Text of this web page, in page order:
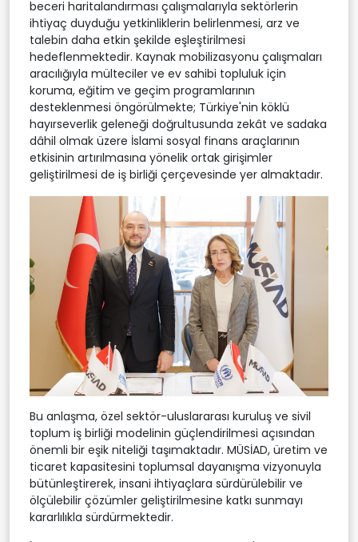
beceri haritalandırması çalışmalarıyla sektörlerin
ihtiyaç duyduğu yetkinliklerin belirlenmesi, arz ve
talebin daha etkin şekilde eşleştirilmesi
hedeflenmektedir. Kaynak mobilizasyonu çalışmaları
aracılığıyla mülteciler ve ev sahibi topluluk için
koruma, eğitim ve geçim programlarının
desteklenmesi öngörülmekte; Türkiye'nin köklü
hayırseverlik geleneği doğrultusunda zekât ve sadaka
dâhil olmak üzere İslami sosyal finans araçlarının
etkisinin artırılmasına yönelik ortak girişimler
geliştirilmesi de iş birliği çerçevesinde yer almaktadır.
Bu anlaşma, özel sektör-uluslararası kuruluş ve sivil
toplum iş birliği modelinin güçlendirilmesi açısından
önemli bir eşik niteliği taşımaktadır. MÜSİAD, üretim ve
ticaret kapasitesini toplumsal dayanışma vizyonuyla
bütünleştirerek, insani ihtiyaçlara sürdürülebilir ve
ölçülebilir çözümler geliştirilmesine katkı sunmayı
kararlılıkla sürdürmektedir.